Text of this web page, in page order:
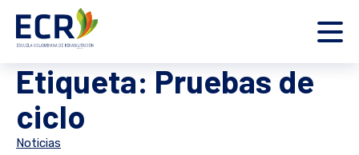
Etiqueta: Pruebas de
ciclo
Noticias